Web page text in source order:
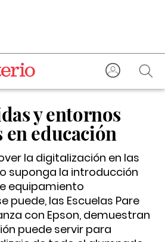
y entornos
educación
la digitalización en las
suponga la introducción
equipamiento
puede, las Escuelas Pare
con Epson, demuestran
puede servir para